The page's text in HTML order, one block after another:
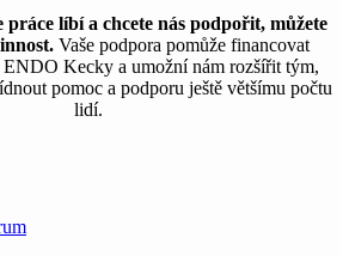
práce líbí a chcete nás podpořit, můžete
Vaše podpora pomůže financovat
ENDO Kecky a umožní nám rozšířit tým,
pomoc a podporu ještě většímu počtu
lidí.